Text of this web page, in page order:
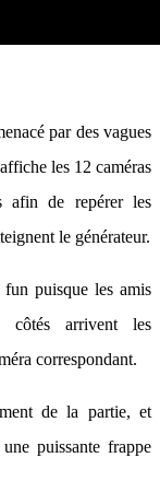
par des vagues
les 12 caméras
afin de repérer les
le générateur.
fun puisque les amis
côtés arrivent les
correspondant.
de la partie, et
puissante frappe